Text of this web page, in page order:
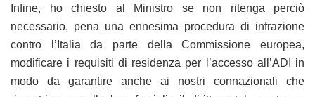
Infine, ho chiesto al Ministro se non ritenga perciò
necessario, pena una ennesima procedura di infrazione
contro l’Italia da parte della Commissione europea,
modificare i requisiti di residenza per l’accesso all’ADI in
modo da garantire anche ai nostri connazionali che